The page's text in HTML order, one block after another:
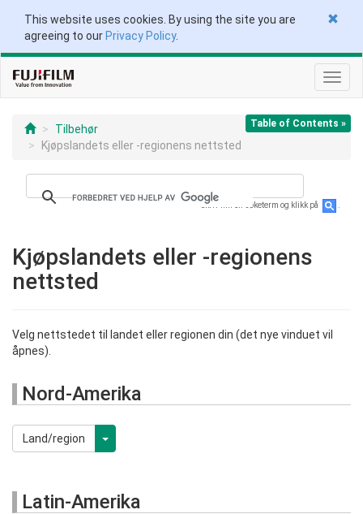
This website uses cookies. By using the site you are
agreeing to our Privacy Policy.
Table of Contents »
Tilbehør
Kjøpslandets eller -regionens nettsted
Skriv inn en søketerm og klikk på
Kjøpslandets eller -regionens
nettsted
Velg nettstedet til landet eller regionen din (det nye vinduet vil
åpnes).
Nord-Amerika
Land/region
Latin-Amerika